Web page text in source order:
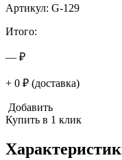
Артикул: G-129
Итого:
— ₽
+ 0 ₽ (доставка)
Добавить
Купить в 1 клик